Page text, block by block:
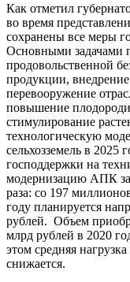
Как отметил
во время
сохранены все меры
Основными задачами
продовольственной
продукции,
перевооружение
повышение
стимулирование
технологическую
сельхозземель в
господдержки на
модернизацию АПК за
раза: со 197
году планируется
рублей. Объем
млрд рублей в 2020
этом средняя
снижается.